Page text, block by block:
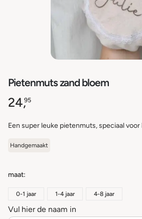
Pietenmuts zand bloem
24,95
Een super leuke pietenmuts, speciaal
Handgemaakt
maat
0-1 jaar 1-4 jaar 4-8 jaar
Vul hier de naam in